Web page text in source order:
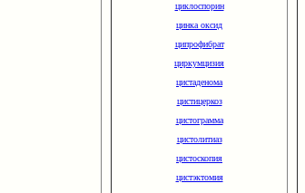
циклоспорин
цинка оксид
ципрофибрат
циркумцизия
цистаденома
цистицеркоз
цистограмма
цистолитиаз
цистоскопия
цистэктомия